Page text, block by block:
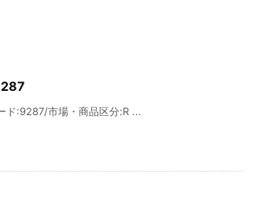
ド:9287/市場・商品区分:R ...